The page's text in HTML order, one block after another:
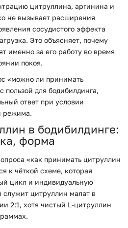
цитруллина, аргинина и
не вызывает расширения
сосудистого эффекта
Это объясняет, почему
именно за его работу во время
покоя.
«можно ли принимать
пользой для бодибилдинга,
ответ при условии
режима.
в бодибилдинге:
форма
«как принимать цитруллин
к чёткой схеме, которая
цикл и индивидуальную
служит цитруллин малат в
2:1, хотя чистый L-цитруллин